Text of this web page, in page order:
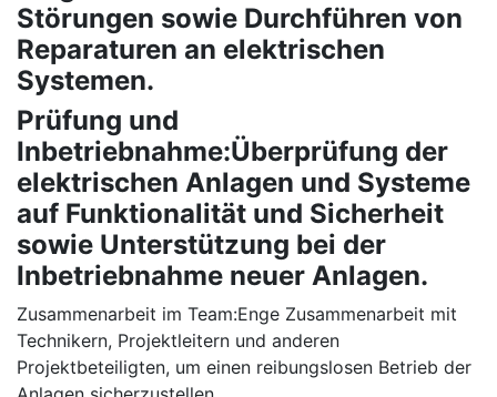
Störungen sowie Durchführen von
Reparaturen an elektrischen
Systemen.
Prüfung und
Inbetriebnahme:Überprüfung der
elektrischen Anlagen und Systeme
auf Funktionalität und Sicherheit
sowie Unterstützung bei der
Inbetriebnahme neuer Anlagen.
Zusammenarbeit im Team:Enge Zusammenarbeit mit
Technikern, Projektleitern und anderen
Projektbeteiligten, um einen reibungslosen Betrieb der